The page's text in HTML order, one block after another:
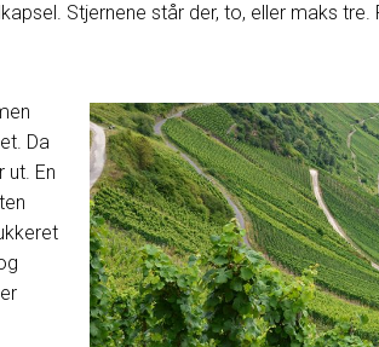
Stjernene står der, to, eller maks tre.
Da
ut. En